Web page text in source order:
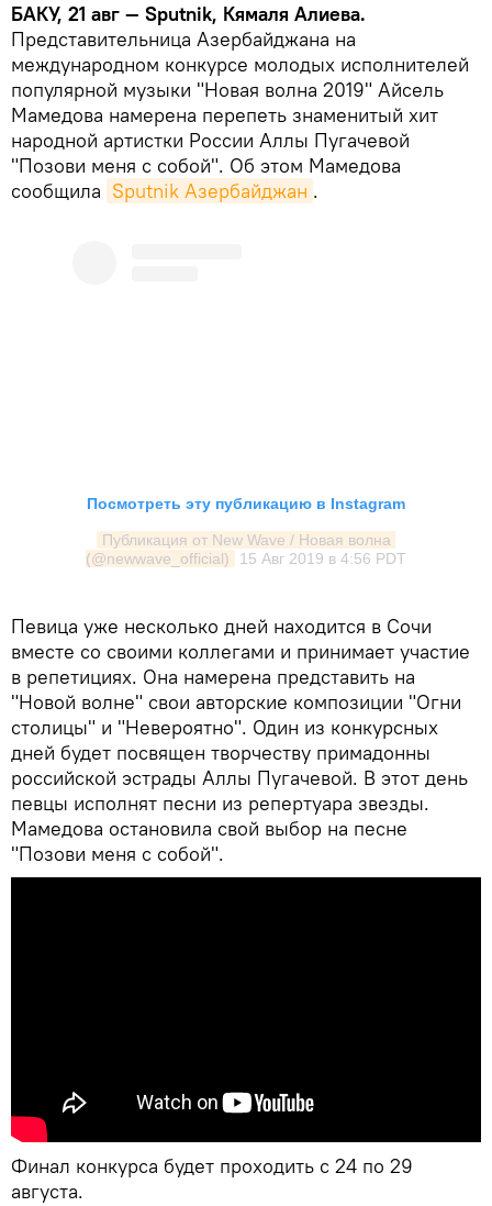
БАКУ, 21 авг — Sputnik, Кямаля Алиева.
Представительница Азербайджана на
международном конкурсе молодых исполнителей
популярной музыки "Новая волна 2019" Айсель
Мамедова намерена перепеть знаменитый хит
народной артистки России Аллы Пугачевой
"Позови меня с собой". Об этом Мамедова
сообщила Sputnik Азербайджан .
Посмотреть эту публикацию в Instagram
Публикация от New Wave / Новая волна
(@newwave_official)
15 Авг 2019 в 4:56 PDT
Певица уже несколько дней находится в Сочи
вместе со своими коллегами и принимает участие
в репетициях. Она намерена представить на
"Новой волне" свои авторские композиции "Огни
столицы" и "Невероятно". Один из конкурсных
дней будет посвящен творчеству примадонны
российской эстрады Аллы Пугачевой. В этот день
певцы исполнят песни из репертуара звезды.
Мамедова остановила свой выбор на песне
"Позови меня с собой".
Финал конкурса будет проходить с 24 по 29
августа.